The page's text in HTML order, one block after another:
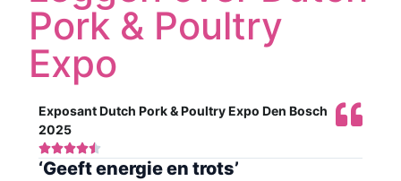
Pork & Poultry
Expo
Exposant Dutch Pork & Poultry Expo Den Bosch
2025

‘Geeft energie en trots’